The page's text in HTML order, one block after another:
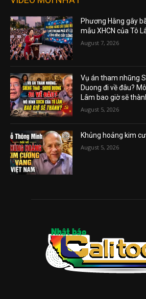
Phương Hằng gây
mẫu XHCN của Tô
August 7, 2026
Vụ án tham nhũng
Duong đi về đâu?
Lâm bao giờ sẽ
August 5, 2026
Khủng hoảng kim
August 5, 2026